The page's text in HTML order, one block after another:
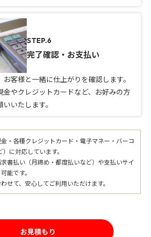
STEP.6
完了確認・お支払い
客様と一緒に仕上がりを確認します。
金やクレジットカードなど、お好みの方
いたします。
・各種クレジットカード・電子マネー・バーコ
に対応しています。
書払い（月締め・都度払いなど）や支払いサイ
能です。
せて、安心してご利用いただけます。
お見積もり